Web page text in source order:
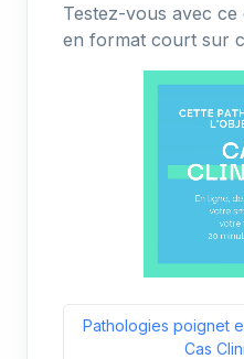
Testez-vous avec ce
en format court sur
Pathologies poignet
Cas